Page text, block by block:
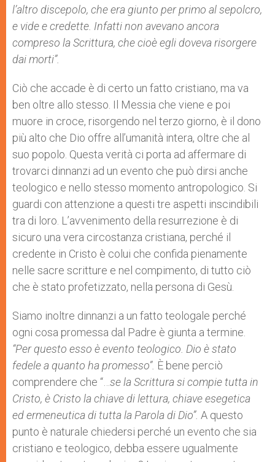
l’altro discepolo, che era giunto per primo al sepolcro,
e vide e credette. Infatti non avevano ancora
compreso la Scrittura, che cioè egli doveva risorgere
dai morti”.
Ciò che accade è di certo un fatto cristiano, ma va
ben oltre allo stesso. Il Messia che viene e poi
muore in croce, risorgendo nel terzo giorno, è il dono
più alto che Dio offre all’umanità intera, oltre che al
suo popolo. Questa verità ci porta ad affermare di
trovarci dinnanzi ad un evento che può dirsi anche
teologico e nello stesso momento antropologico. Si
guardi con attenzione a questi tre aspetti inscindibili
tra di loro. L’avvenimento della resurrezione è di
sicuro una vera circostanza cristiana, perché il
credente in Cristo è colui che confida pienamente
nelle sacre scritture e nel compimento, di tutto ciò
che è stato profetizzato, nella persona di Gesù.
Siamo inoltre dinnanzi a un fatto teologale perché
ogni cosa promessa dal Padre è giunta a termine.
“Per questo esso è evento teologico. Dio è stato
fedele a quanto ha promesso”. È bene perciò
comprendere che “…se la Scrittura si compie tutta in
Cristo, è Cristo la chiave di lettura, chiave esegetica
ed ermeneutica di tutta la Parola di Dio”. A questo
punto è naturale chiedersi perché un evento che sia
cristiano e teologico, debba essere ugualmente